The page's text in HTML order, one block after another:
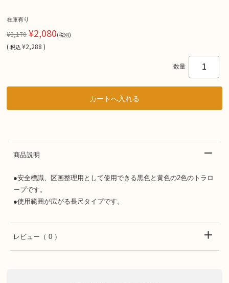
在庫有り
¥3,170 ¥2,080(税別)
( 税込 ¥2,288 )
数量
商品説明
●安全標識、区画整理用として使用できる黒色と黄色の2色のトラロ
ープです。
●使用範囲が広がる長尺タイプです。
レビュー （ 0 ）